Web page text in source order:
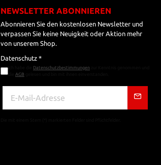
NEWSLETTER ABONNIEREN
Abonnieren Sie den kostenlosen Newsletter und
verpassen Sie keine Neuigkeit oder Aktion mehr
von unserem Shop.
Datenschutz *
Datenschutzbestimmungen
AGB